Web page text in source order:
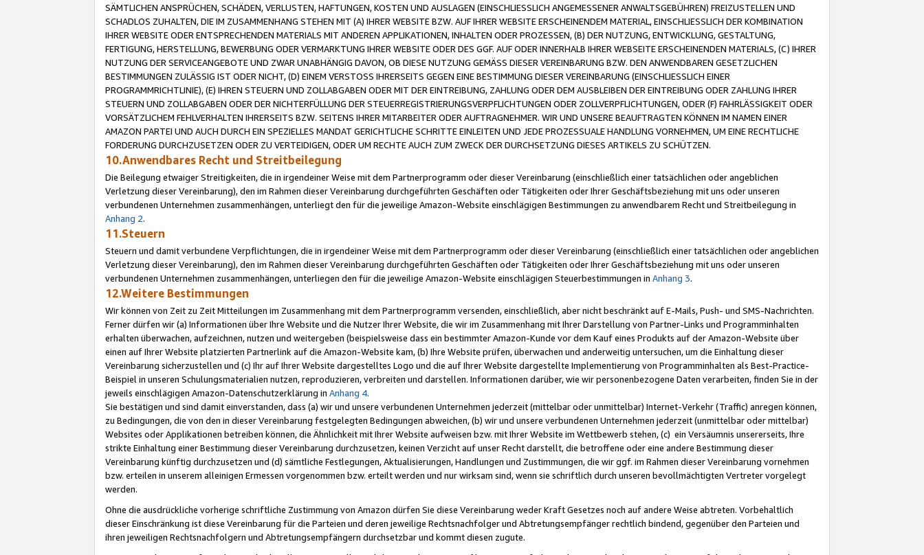
SÄMTLICHEN ANSPRÜCHEN, SCHÄDEN, VERLUSTEN, HAFTUNGEN, KOSTEN UND AUSLAGEN (EINSCHLIESSLICH ANGEMESSENER ANWALTSGEBÜHREN) FREIZUSTELLEN UND
SCHADLOS ZUHALTEN, DIE IM ZUSAMMENHANG STEHEN MIT (A) IHRER WEBSITE BZW. AUF IHRER WEBSITE ERSCHEINENDEM MATERIAL, EINSCHLIESSLICH DER KOMBINATION
IHRER WEBSITE ODER ENTSPRECHENDEN MATERIALS MIT ANDEREN APPLIKATIONEN, INHALTEN ODER PROZESSEN, (B) DER NUTZUNG, ENTWICKLUNG, GESTALTUNG,
FERTIGUNG, HERSTELLUNG, BEWERBUNG ODER VERMARKTUNG IHRER WEBSITE ODER DES GGF. AUF ODER INNERHALB IHRER WEBSEITE ERSCHEINENDEN MATERIALS, (C) IHRER
NUTZUNG DER SERVICEANGEBOTE UND ZWAR UNABHÄNGIG DAVON, OB DIESE NUTZUNG GEMÄSS DIESER VEREINBARUNG BZW. DEN ANWENDBAREN GESETZLICHEN
BESTIMMUNGEN ZULÄSSIG IST ODER NICHT, (D) EINEM VERSTOSS IHRERSEITS GEGEN EINE BESTIMMUNG DIESER VEREINBARUNG (EINSCHLIESSLICH EINER
PROGRAMMRICHTLINIE), (E) IHREN STEUERN UND ZOLLABGABEN ODER MIT DER EINTREIBUNG, ZAHLUNG ODER DEM AUSBLEIBEN DER EINTREIBUNG ODER ZAHLUNG IHRER
STEUERN UND ZOLLABGABEN ODER DER NICHTERFÜLLUNG DER STEUERREGISTRIERUNGSVERPFLICHTUNGEN ODER ZOLLVERPFLICHTUNGEN, ODER (F) FAHRLÄSSIGKEIT ODER
VORSÄTZLICHEM FEHLVERHALTEN IHRERSEITS BZW. SEITENS IHRER MITARBEITER ODER AUFTRAGNEHMER. WIR UND UNSERE BEAUFTRAGTEN KÖNNEN IM NAMEN EINER
AMAZON PARTEI UND AUCH DURCH EIN SPEZIELLES MANDAT GERICHTLICHE SCHRITTE EINLEITEN UND JEDE PROZESSUALE HANDLUNG VORNEHMEN, UM EINE RECHTLICHE
FORDERUNG DURCHZUSETZEN ODER ZU VERTEIDIGEN, ODER UM RECHTE AUCH ZUM ZWECK DER DURCHSETZUNG DIESES ARTIKELS ZU SCHÜTZEN.
10.Anwendbares Recht und Streitbeilegung
Die Beilegung etwaiger Streitigkeiten, die in irgendeiner Weise mit dem Partnerprogramm oder dieser Vereinbarung (einschließlich einer tatsächlichen oder angeblichen
Verletzung dieser Vereinbarung), den im Rahmen dieser Vereinbarung durchgeführten Geschäften oder Tätigkeiten oder Ihrer Geschäftsbeziehung mit uns oder unseren
verbundenen Unternehmen zusammenhängen, unterliegt den für die jeweilige Amazon-Website einschlägigen Bestimmungen zu anwendbarem Recht und Streitbeilegung in
Anhang 2.
11.Steuern
Steuern und damit verbundene Verpflichtungen, die in irgendeiner Weise mit dem Partnerprogramm oder dieser Vereinbarung (einschließlich einer tatsächlichen oder angeblichen
Verletzung dieser Vereinbarung), den im Rahmen dieser Vereinbarung durchgeführten Geschäften oder Tätigkeiten oder Ihrer Geschäftsbeziehung mit uns oder unseren
verbundenen Unternehmen zusammenhängen, unterliegen den für die jeweilige Amazon-Website einschlägigen Steuerbestimmungen in Anhang 3.
12.Weitere Bestimmungen
Wir können von Zeit zu Zeit Mitteilungen im Zusammenhang mit dem Partnerprogramm versenden, einschließlich, aber nicht beschränkt auf E-Mails, Push- und SMS-Nachrichten.
Ferner dürfen wir (a) Informationen über Ihre Website und die Nutzer Ihrer Website, die wir im Zusammenhang mit Ihrer Darstellung von Partner-Links und Programminhalten
erhalten überwachen, aufzeichnen, nutzen und weitergeben (beispielsweise dass ein bestimmter Amazon-Kunde vor dem Kauf eines Produkts auf der Amazon-Website über
einen auf Ihrer Website platzierten Partnerlink auf die Amazon-Website kam, (b) Ihre Website prüfen, überwachen und anderweitig untersuchen, um die Einhaltung dieser
Vereinbarung sicherzustellen und (c) Ihr auf Ihrer Website dargestelltes Logo und die auf Ihrer Website dargestellte Implementierung von Programminhalten als Best-Practice-
Beispiel in unseren Schulungsmaterialien nutzen, reproduzieren, verbreiten und darstellen. Informationen darüber, wie wir personenbezogene Daten verarbeiten, finden Sie in der
jeweils einschlägigen Amazon-Datenschutzerklärung in Anhang 4.
Sie bestätigen und sind damit einverstanden, dass (a) wir und unsere verbundenen Unternehmen jederzeit (mittelbar oder unmittelbar) Internet-Verkehr (Traffic) anregen können,
zu Bedingungen, die von den in dieser Vereinbarung festgelegten Bedingungen abweichen, (b) wir und unsere verbundenen Unternehmen jederzeit (unmittelbar oder mittelbar)
Websites oder Applikationen betreiben können, die Ähnlichkeit mit Ihrer Website aufweisen bzw. mit Ihrer Website im Wettbewerb stehen, (c) ein Versäumnis unsererseits, Ihre
strikte Einhaltung einer Bestimmung dieser Vereinbarung durchzusetzen, keinen Verzicht auf unser Recht darstellt, die betroffene oder eine andere Bestimmung dieser
Vereinbarung künftig durchzusetzen und (d) sämtliche Festlegungen, Aktualisierungen, Handlungen und Zustimmungen, die wir ggf. im Rahmen dieser Vereinbarung vornehmen
bzw. erteilen in unserem alleinigen Ermessen vorgenommen bzw. erteilt werden und nur wirksam sind, wenn sie schriftlich durch unseren bevollmächtigten Vertreter vorgelegt
werden.
Ohne die ausdrückliche vorherige schriftliche Zustimmung von Amazon dürfen Sie diese Vereinbarung weder Kraft Gesetzes noch auf andere Weise abtreten. Vorbehaltlich
dieser Einschränkung ist diese Vereinbarung für die Parteien und deren jeweilige Rechtsnachfolger und Abtretungsempfänger rechtlich bindend, gegenüber den Parteien und
ihren jeweiligen Rechtsnachfolgern und Abtretungsempfängern durchsetzbar und kommt diesen zugute.